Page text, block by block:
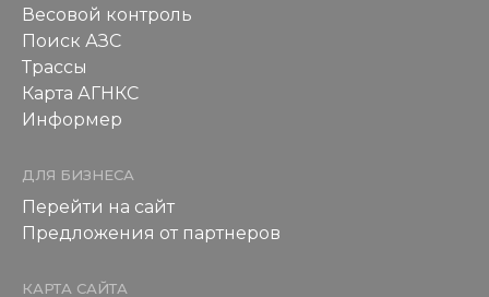
Весовой контроль
Поиск АЗС
Трассы
Карта АГНКС
Информер
ДЛЯ БИЗНЕСА
Перейти на сайт
Предложения от партнеров
КАРТА САЙТА